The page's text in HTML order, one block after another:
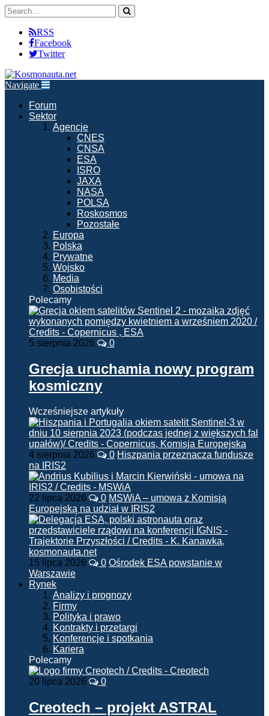
RSS
Facebook
Twitter
Navigate
Forum
Sektor
Agencje
CNES
CNSA
ESA
ISRO
JAXA
NASA
POLSA
Roskosmos
Pozostałe
Europa
Polska
Prywatne
Wojsko
Media
Osobistości
Polecamy
5 sierpnia 2026 0
Grecja uruchamia nowy program
kosmiczny
Wcześniejsze artykuły
4 sierpnia 2026 0 Hiszpania przeznacza fundusze
na IRIS2
22 lipca 2026 0 MSWiA – umowa z Komisją
Europejską na udział w IRIS2
15 lipca 2026 0 Ośrodek ESA powstanie w
Warszawie
Rynek
Analizy i prognozy
Firmy
Polityka i prawo
Kontrakty i przetargi
Konferencje i spotkania
Kariera
Polecamy
20 lipca 2026 0
Creotech – projekt ASTRAL